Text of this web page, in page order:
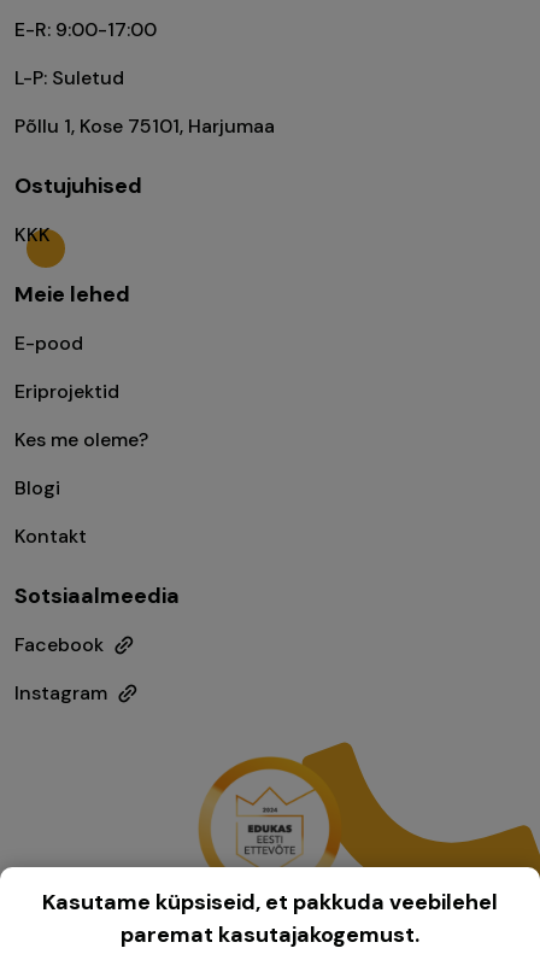
E-R: 9:00-17:00
L-P: Suletud
Põllu 1, Kose 75101, Harjumaa
Ostujuhised
KKK
Meie lehed
E-pood
Eriprojektid
Kes me oleme?
Blogi
Kontakt
Sotsiaalmeedia
Facebook
Instagram
Kasutame küpsiseid, et pakkuda veebilehel
paremat kasutajakogemust.